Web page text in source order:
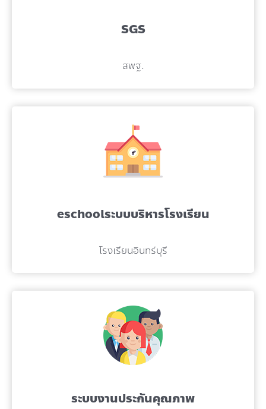
SGS
สพฐ.
eschoolระบบบริหารโรงเรียน
โรงเรียนอินทร์บุรี
ระบบงานประกันคุณภาพ